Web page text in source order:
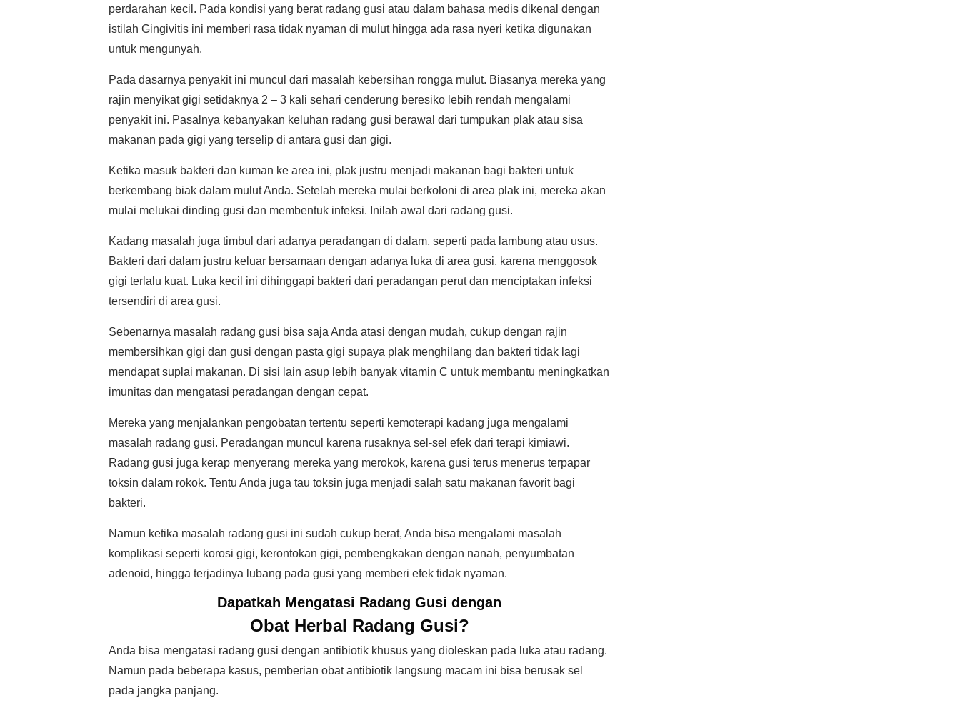
perdarahan kecil. Pada kondisi yang berat radang gusi atau dalam bahasa medis dikenal dengan
istilah Gingivitis ini memberi rasa tidak nyaman di mulut hingga ada rasa nyeri ketika digunakan
untuk mengunyah.
Pada dasarnya penyakit ini muncul dari masalah kebersihan rongga mulut. Biasanya mereka yang
rajin menyikat gigi setidaknya 2 – 3 kali sehari cenderung beresiko lebih rendah mengalami
penyakit ini. Pasalnya kebanyakan keluhan radang gusi berawal dari tumpukan plak atau sisa
makanan pada gigi yang terselip di antara gusi dan gigi.
Ketika masuk bakteri dan kuman ke area ini, plak justru menjadi makanan bagi bakteri untuk
berkembang biak dalam mulut Anda. Setelah mereka mulai berkoloni di area plak ini, mereka akan
mulai melukai dinding gusi dan membentuk infeksi. Inilah awal dari radang gusi.
Kadang masalah juga timbul dari adanya peradangan di dalam, seperti pada lambung atau usus.
Bakteri dari dalam justru keluar bersamaan dengan adanya luka di area gusi, karena menggosok
gigi terlalu kuat. Luka kecil ini dihinggapi bakteri dari peradangan perut dan menciptakan infeksi
tersendiri di area gusi.
Sebenarnya masalah radang gusi bisa saja Anda atasi dengan mudah, cukup dengan rajin
membersihkan gigi dan gusi dengan pasta gigi supaya plak menghilang dan bakteri tidak lagi
mendapat suplai makanan. Di sisi lain asup lebih banyak vitamin C untuk membantu meningkatkan
imunitas dan mengatasi peradangan dengan cepat.
Mereka yang menjalankan pengobatan tertentu seperti kemoterapi kadang juga mengalami
masalah radang gusi. Peradangan muncul karena rusaknya sel-sel efek dari terapi kimiawi.
Radang gusi juga kerap menyerang mereka yang merokok, karena gusi terus menerus terpapar
toksin dalam rokok. Tentu Anda juga tau toksin juga menjadi salah satu makanan favorit bagi
bakteri.
Namun ketika masalah radang gusi ini sudah cukup berat, Anda bisa mengalami masalah
komplikasi seperti korosi gigi, kerontokan gigi, pembengkakan dengan nanah, penyumbatan
adenoid, hingga terjadinya lubang pada gusi yang memberi efek tidak nyaman.
Dapatkah Mengatasi Radang Gusi dengan
Obat Herbal Radang Gusi?
Anda bisa mengatasi radang gusi dengan antibiotik khusus yang dioleskan pada luka atau radang.
Namun pada beberapa kasus, pemberian obat antibiotik langsung macam ini bisa berusak sel
pada jangka panjang.